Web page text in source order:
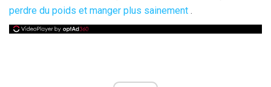
perdre du poids et manger plus sainement .